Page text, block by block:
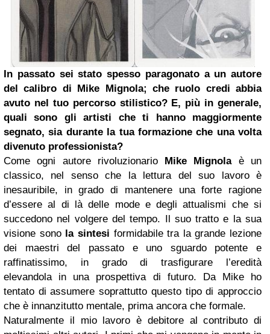
In passato sei stato spesso paragonato a un autore
del calibro di Mike Mignola; che ruolo credi abbia
avuto nel tuo percorso stilistico? E, più in generale,
quali sono gli artisti che ti hanno maggiormente
segnato, sia durante la tua formazione che una volta
divenuto professionista?
Come ogni autore rivoluzionario
Mike Mignolaè un
classico, nel senso che la lettura del suo lavoro è
inesauribile, in grado di mantenere una forte ragione
d’essere al di là delle mode e degli attualismi che si
succedono nel volgere del tempo. Il suo tratto e la sua
visione sono la sintesi formidabile tra la grande lezione
dei maestri del passato e uno sguardo potente e
raffinatissimo, in grado di trasfigurare l’eredità
elevandola in una prospettiva di futuro. Da Mike ho
tentato di assumere soprattutto questo tipo di approccio
che è innanzitutto mentale, prima ancora che formale.
Naturalmente il mio lavoro è debitore al contributo di